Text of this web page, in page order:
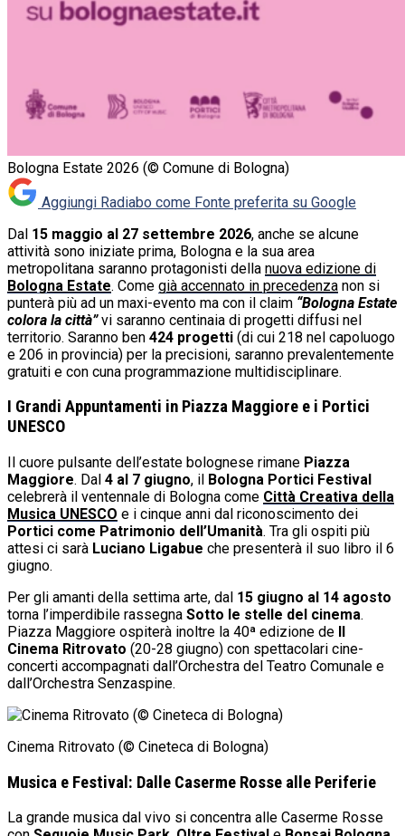
Bologna Estate 2026 (© Comune di Bologna)
Aggiungi Radiabo come Fonte preferita su Google
Dal 15 maggio al 27 settembre 2026, anche se alcune
attività sono iniziate prima, Bologna e la sua area
metropolitana saranno protagonisti della nuova edizione di
Bologna Estate. Come già accennato in precedenza non si
punterà più ad un maxi-evento ma con il claim “Bologna Estate
colora la città”vi saranno centinaia di progetti diffusi nel
territorio. Saranno ben 424 progetti (di cui 218 nel capoluogo
e 206 in provincia) per la precisioni, saranno prevalentemente
gratuiti e con cuna programmazione multidisciplinare.
I Grandi Appuntamenti in Piazza Maggiore e i Portici
UNESCO
Il cuore pulsante dell’estate bolognese rimane Piazza
Maggiore. Dal 4 al 7 giugno, il Bologna Portici Festival
celebrerà il ventennale di Bologna come Città Creativa della
Musica UNESCO e i cinque anni dal riconoscimento dei
Portici come Patrimonio dell’Umanità. Tra gli ospiti più
attesi ci sarà Luciano Ligabue che presenterà il suo libro il 6
giugno.
Per gli amanti della settima arte, dal 15 giugno al 14 agosto
torna l’imperdibile rassegna Sotto le stelle del cinema.
Piazza Maggiore ospiterà inoltre la 40ª edizione de Il
Cinema Ritrovato (20-28 giugno) con spettacolari cine-
concerti accompagnati dall’Orchestra del Teatro Comunale e
dall’Orchestra Senzaspine.
Cinema Ritrovato (© Cineteca di Bologna)
Musica e Festival: Dalle Caserme Rosse alle Periferie
La grande musica dal vivo si concentra alle Caserme Rosse